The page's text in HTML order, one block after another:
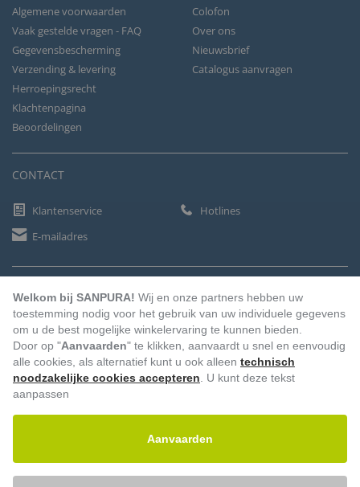
Algemene voorwaarden
Vaak gestelde vragen - FAQ
Gegevensbescherming
Verzending & levering
Herroepingsrecht
Klachtenpagina
Beoordelingen
Colofon
Over ons
Nieuwsbrief
Catalogus aanvragen
CONTACT
Klantenservice
Hotlines
E-mailadres
Vooruitbetaling Factuur Automatische afschrijving
Welkom bij SANPURA! Wij en onze partners hebben uw
toestemming nodig voor het gebruik van uw individuele gegevens
om u de best mogelijke winkelervaring te kunnen bieden.
Door op "Aanvaarden" te klikken, aanvaardt u snel en eenvoudig
alle cookies, als alternatief kunt u ook alleen technisch
noodzakelijke cookies accepteren . U kunt deze tekst
aanpassen
Aanvaarden